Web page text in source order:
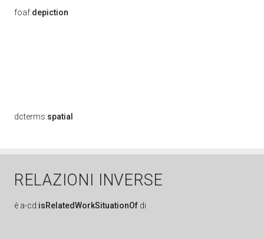
foaf:depiction
dcterms:spatial
RELAZIONI INVERSE
è a-cd:isRelatedWorkSituationOf di